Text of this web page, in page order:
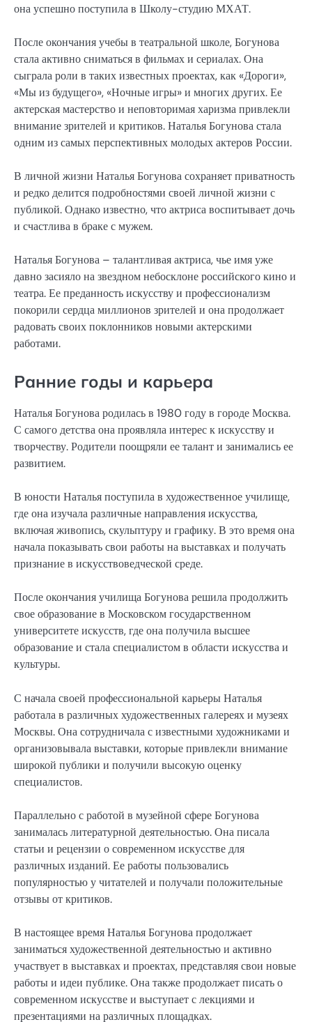
она успешно поступила в Школу-студию МХАТ.
После окончания учебы в театральной школе, Богунова
стала активно сниматься в фильмах и сериалах. Она
сыграла роли в таких известных проектах, как «Дороги»,
«Мы из будущего», «Ночные игры» и многих других. Ее
актерская мастерство и неповторимая харизма привлекли
внимание зрителей и критиков. Наталья Богунова стала
одним из самых перспективных молодых актеров России.
В личной жизни Наталья Богунова сохраняет приватность
и редко делится подробностями своей личной жизни с
публикой. Однако известно, что актриса воспитывает дочь
и счастлива в браке с мужем.
Наталья Богунова – талантливая актриса, чье имя уже
давно засияло на звездном небосклоне российского кино и
театра. Ее преданность искусству и профессионализм
покорили сердца миллионов зрителей и она продолжает
радовать своих поклонников новыми актерскими
работами.
Ранние годы и карьера
Наталья Богунова родилась в 1980 году в городе Москва.
С самого детства она проявляла интерес к искусству и
творчеству. Родители поощряли ее талант и занимались ее
развитием.
В юности Наталья поступила в художественное училище,
где она изучала различные направления искусства,
включая живопись, скульптуру и графику. В это время она
начала показывать свои работы на выставках и получать
признание в искусствоведческой среде.
После окончания училища Богунова решила продолжить
свое образование в Московском государственном
университете искусств, где она получила высшее
образование и стала специалистом в области искусства и
культуры.
С начала своей профессиональной карьеры Наталья
работала в различных художественных галереях и музеях
Москвы. Она сотрудничала с известными художниками и
организовывала выставки, которые привлекли внимание
широкой публики и получили высокую оценку
специалистов.
Параллельно с работой в музейной сфере Богунова
занималась литературной деятельностью. Она писала
статьи и рецензии о современном искусстве для
различных изданий. Ее работы пользовались
популярностью у читателей и получали положительные
отзывы от критиков.
В настоящее время Наталья Богунова продолжает
заниматься художественной деятельностью и активно
участвует в выставках и проектах, представляя свои новые
работы и идеи публике. Она также продолжает писать о
современном искусстве и выступает с лекциями и
презентациями на различных площадках.